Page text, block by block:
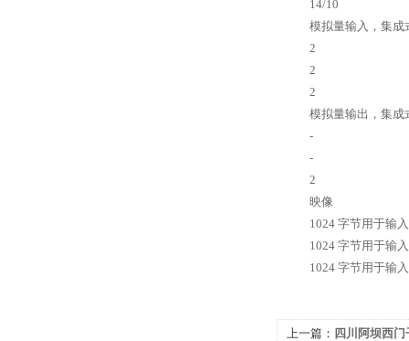
14/10
模拟量输入，集成
2
2
2
模拟量输出，集成
-
-
2
映像
1024 字节用于输入/
1024 字节用于输入/
1024 字节用于输入/
上一篇： 四川阿坝西